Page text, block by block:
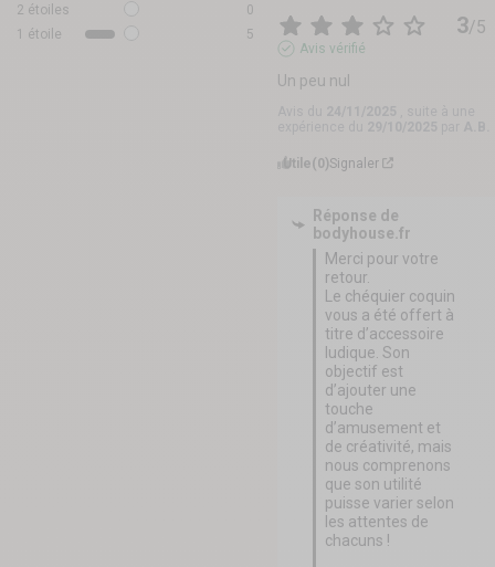
2 étoiles
0
1 étoile 5 3/5
Avis vérifié
Un peu nul
Utile(0)Signaler
Réponse de
bodyhouse.fr
Merci pour votre
retour.
Le chéquier coquin
vous a été offert à
titre d’accessoire
ludique. Son
objectif est
d’ajouter une
touche
d’amusement et
de créativité, mais
nous comprenons
que son utilité
puisse varier selon
les attentes de
chacuns !